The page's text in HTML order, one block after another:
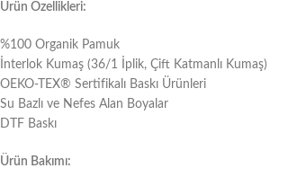
Ürün Özellikleri:
%100 Organik Pamuk
İnterlok Kumaş (36/1 İplik, Çift Katmanlı Kumaş)
OEKO-TEX® Sertifikalı Baskı Ürünleri
Su Bazlı ve Nefes Alan Boyalar
DTF Baskı
Ürün Bakımı: